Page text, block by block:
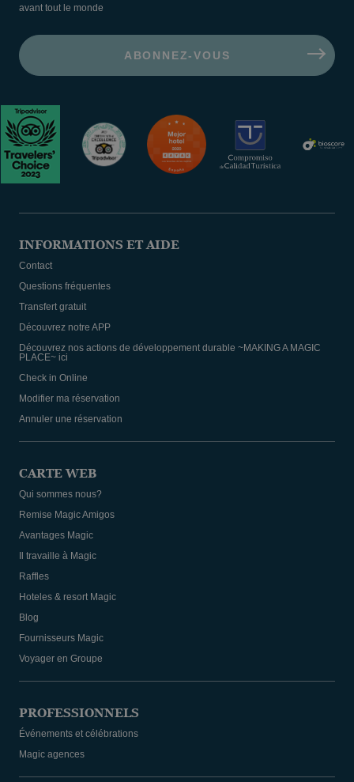
avant tout le monde
INFORMATIONS ET AIDE
Contact
Questions fréquentes
Transfert gratuit
Découvrez notre APP
Découvrez nos actions de développement durable ~MAKING A MAGIC
PLACE~ ici
Check in Online
Modifier ma réservation
Annuler une réservation
CARTE WEB
Qui sommes nous?
Remise Magic Amigos
Avantages Magic
Il travaille à Magic
Raffles
Hoteles & resort Magic
Blog
Fournisseurs Magic
Voyager en Groupe
PROFESSIONNELS
Événements et célébrations
Magic agences